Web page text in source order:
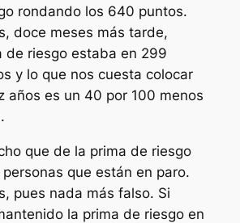
rondando los 640 puntos.
doce meses más tarde,
de riesgo estaba en 299
y lo que nos cuesta colocar
años es un 40 por 100 menos
que de la prima de riesgo
que están en paro.
pues nada más falso. Si
la prima de riesgo en